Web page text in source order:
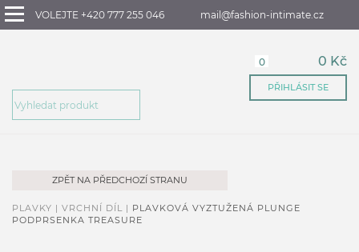
VOLEJTE +420 777 255 046 mail@fashion-intimate.cz
0 0 Kč
PŘIHLÁSIT SE
ZPĚT NA PŘEDCHOZÍ STRANU
PLAVKY | VRCHNÍ DÍL | PLAVKOVÁ VYZTUŽENÁ PLUNGE
PODPRSENKA TREASURE